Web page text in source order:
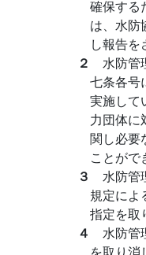
確保する
は、水防
し報告を
２ 水防管
七条各号
実施して
力団体に
関し必要
ことがで
３ 水防管
規定によ
指定を取
４ 水防管